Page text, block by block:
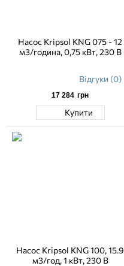
Насос Kripsol KNG 075 - 12
м3/година, 0,75 кВт, 230 В
Відгуки (0)
17 284 грн
Купити
Насос Kripsol KNG 100, 15.9
м3/год, 1 кВт, 230 В